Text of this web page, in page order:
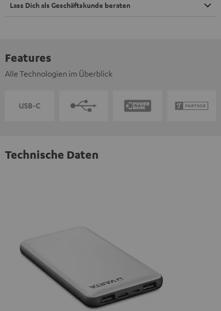
Lass Dich als Geschäftskunde beraten
Features
Alle Technologien im Überblick
Technische Daten